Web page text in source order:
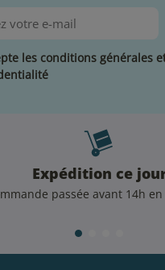
votre e-liquide grand
les conditions générales
Expédition ce
passée avant 14h